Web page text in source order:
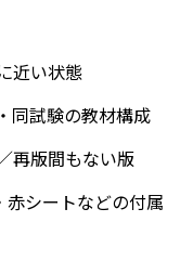
近い状態
同試験の教材構成
再版間もない版
赤シートなどの付属